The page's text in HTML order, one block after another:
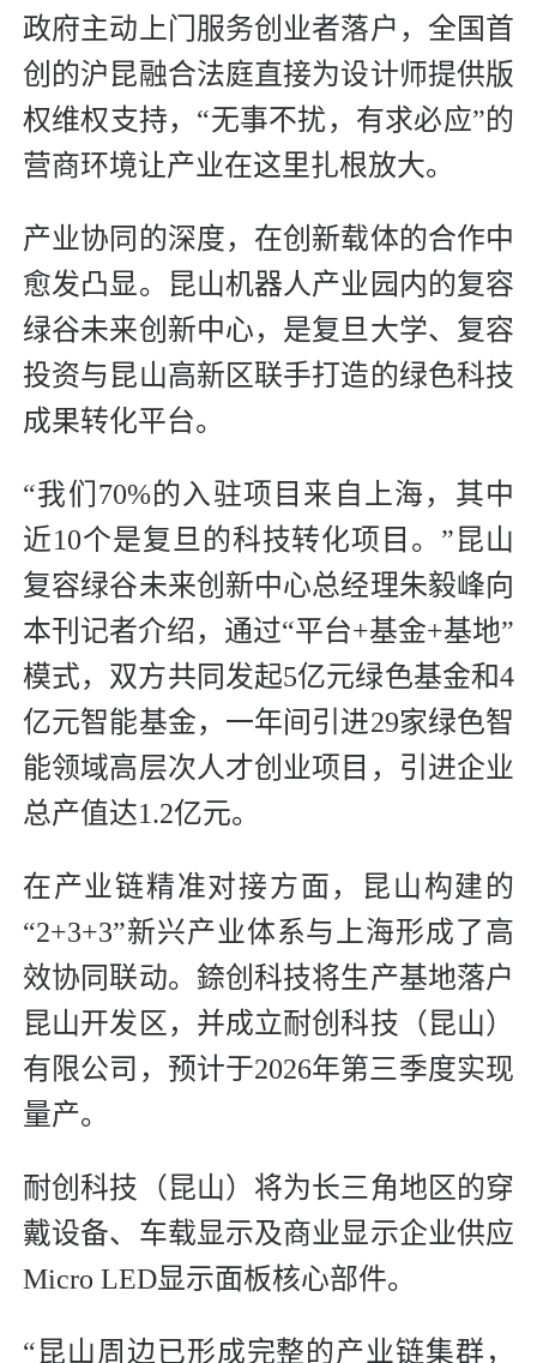
政府主动上门服务创业者落户，全国首
创的沪昆融合法庭直接为设计师提供版
权维权支持，“无事不扰，有求必应”的
营商环境让产业在这里扎根放大。
产业协同的深度，在创新载体的合作中
愈发凸显。昆山机器人产业园内的复容
绿谷未来创新中心，是复旦大学、复容
投资与昆山高新区联手打造的绿色科技
成果转化平台。
“我们70%的入驻项目来自上海，其中
近10个是复旦的科技转化项目。”昆山
复容绿谷未来创新中心总经理朱毅峰向
本刊记者介绍，通过“平台+基金+基地”
模式，双方共同发起5亿元绿色基金和4
亿元智能基金，一年间引进29家绿色智
能领域高层次人才创业项目，引进企业
总产值达1.2亿元。
在产业链精准对接方面，昆山构建的
“2+3+3”新兴产业体系与上海形成了高
效协同联动。錼创科技将生产基地落户
昆山开发区，并成立耐创科技（昆山）
有限公司，预计于2026年第三季度实现
量产。
耐创科技（昆山）将为长三角地区的穿
戴设备、车载显示及商业显示企业供应
Micro LED显示面板核心部件。
“昆山周边已形成完整的产业链集群，